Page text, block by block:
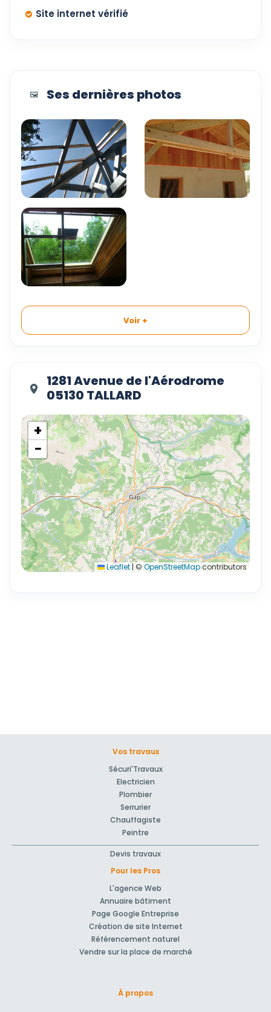
Site internet vérifié
🖼️ Ses dernières photos
Voir +
1281 Avenue de l'Aérodrome
05130 TALLARD
+
−
Leaflet | © OpenStreetMapcontributors
Vos travaux
Sécuri'Travaux
Electricien
Plombier
Serrurier
Chauffagiste
Peintre
Devis travaux
Pour les Pros
L'agence Web
Annuaire bâtiment
Page Google Entreprise
Création de site Internet
Référencement naturel
Vendre sur la place de marché
À propos